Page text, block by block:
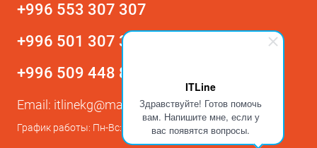
ITLine
Здравствуйте! Готов помочь
вам. Напишите мне, если у
вас появятся вопросы.
+996 553 307 307
+996 501 307 307
+996 509 448 800
Email: itlinekg@mail.ru
График работы: Пн-Вс: с 9:00 до 21:00